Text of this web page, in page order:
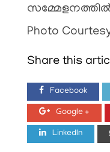
Photo
Share this
Facebook
Google +
LinkedIn